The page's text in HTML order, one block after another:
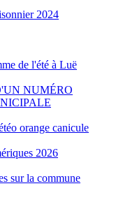
2024
de l'été à Luë
NUMÉRO
orange canicule
2026
sur la commune